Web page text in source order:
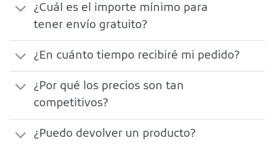
¿Cuál es el importe mínimo para
tener envío gratuito?
¿En cuánto tiempo recibiré mi pedido?
¿Por qué los precios son tan
competitivos?
¿Puedo devolver un producto?